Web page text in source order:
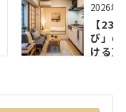
2026年
【23
び」
ける